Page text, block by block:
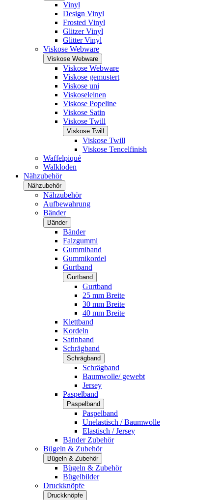
Vinyl
Design Vinyl
Frosted Vinyl
Glitzer Vinyl
Glitter Vinyl
Viskose Webware
Viskose Webware
Viskose Webware
Viskose gemustert
Viskose uni
Viskoseleinen
Viskose Popeline
Viskose Satin
Viskose Twill
Viskose Twill
Viskose Twill
Viskose Tencelfinish
Waffelpiqué
Walkloden
Nähzubehör
Nähzubehör
Nähzubehör
Aufbewahrung
Bänder
Bänder
Bänder
Falzgummi
Gummiband
Gummikordel
Gurtband
Gurtband
Gurtband
25 mm Breite
30 mm Breite
40 mm Breite
Klettband
Kordeln
Satinband
Schrägband
Schrägband
Schrägband
Baumwolle/ gewebt
Jersey
Paspelband
Paspelband
Paspelband
Unelastisch / Baumwolle
Elastisch / Jersey
Bänder Zubehör
Bügeln & Zubehör
Bügeln & Zubehör
Bügeln & Zubehör
Bügelbilder
Druckknöpfe
Druckknöpfe